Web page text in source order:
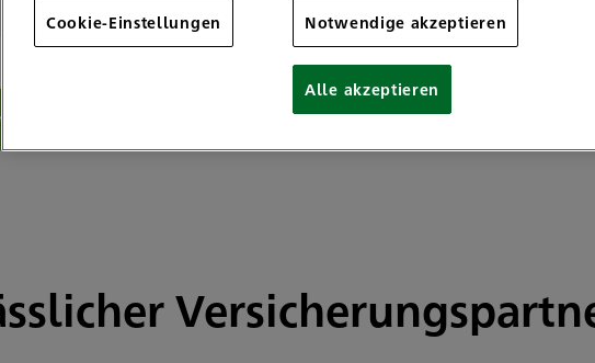
Cookie-Einstellungen Notwendige akzeptieren
Alle akzeptieren